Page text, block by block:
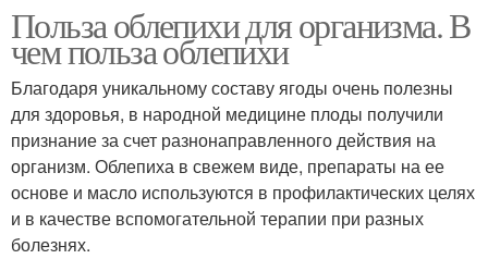
Польза облепихи для организма. В
чем польза облепихи
Благодаря уникальному составу ягоды очень полезны
для здоровья, в народной медицине плоды получили
признание за счет разнонаправленного действия на
организм. Облепиха в свежем виде, препараты на ее
основе и масло используются в профилактических целях
и в качестве вспомогательной терапии при разных
болезнях.